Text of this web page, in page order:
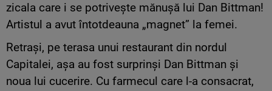
zicala care i se potrivește mănușă lui Dan Bittman!
Artistul a avut întotdeauna „magnet” la femei.
Retrași, pe terasa unui restaurant din nordul
Capitalei, așa au fost surprinși Dan Bittman și
noua lui cucerire. Cu farmecul care l-a consacrat,